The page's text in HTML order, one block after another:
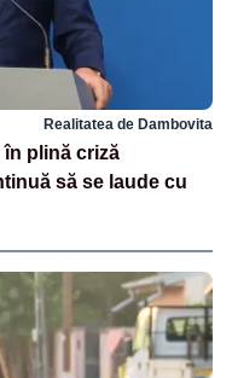
Realitatea de Dambovita
în plină criză
să se laude cu